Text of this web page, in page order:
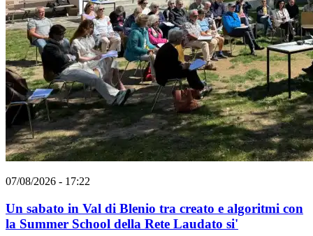
07/08/2026 - 17:22
Un sabato in Val di Blenio tra creato e algoritmi con
la Summer School della Rete Laudato si'